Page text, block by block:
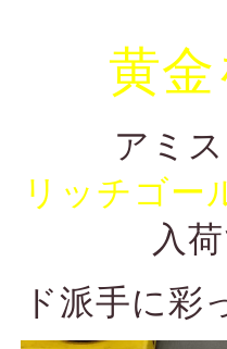
黄金
アミ
リッチゴー
入
ド派手に彩